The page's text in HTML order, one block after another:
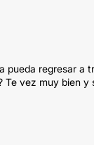
pueda regresar a
Te vez muy bien y